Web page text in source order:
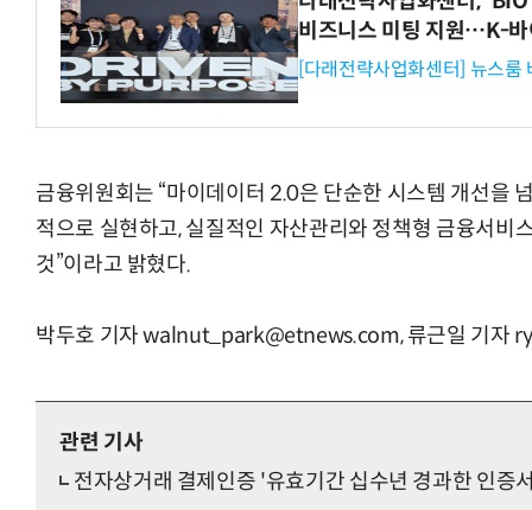
비즈니스 미팅 지원…K-바
[다래전략사업화센터] 뉴스룸
금융위원회는 “마이데이터 2.0은 단순한 시스템 개선을
적으로 실현하고, 실질적인 자산관리와 정책형 금융서비
것”이라고 밝혔다.
박두호 기자 walnut_park@etnews.com, 류근일 기자
관련 기사
전자상거래 결제인증 '유효기간 십수년 경과한 인